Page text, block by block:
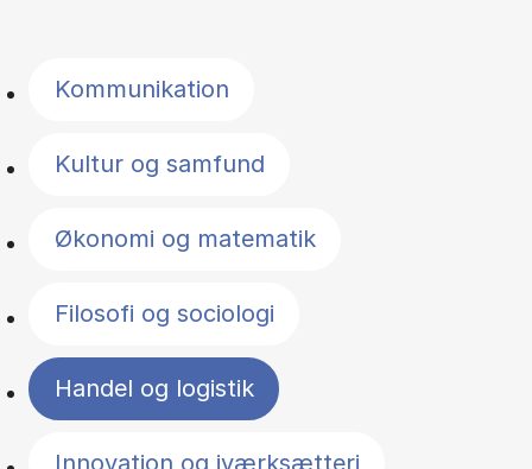
Kommunikation
Kultur og samfund
Økonomi og matematik
Filosofi og sociologi
Handel og logistik